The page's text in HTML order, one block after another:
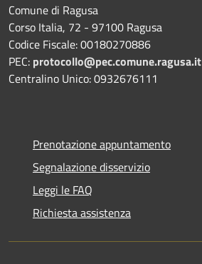
Comune di Ragusa
Corso Italia, 72 - 97100 Ragusa
Codice Fiscale: 00180270886
PEC: protocollo@pec.comune.ragusa.it
Centralino Unico: 0932676111
Prenotazione appuntamento
Segnalazione disservizio
Leggi le FAQ
Richiesta assistenza